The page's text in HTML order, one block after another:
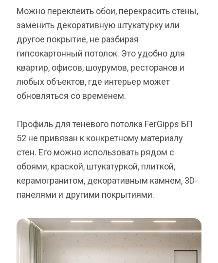
Можно переклеить обои, перекрасить стены,
заменить декоративную штукатурку или
другое покрытие, не разбирая
гипсокартонный потолок. Это удобно для
квартир, офисов, шоурумов, ресторанов и
любых объектов, где интерьер может
обновляться со временем.
Профиль для теневого потолка FerGipps БП
52 не привязан к конкретному материалу
стен. Его можно использовать рядом с
обоями, краской, штукатуркой, плиткой,
керамогранитом, декоративным камнем, 3D-
панелями и другими покрытиями.